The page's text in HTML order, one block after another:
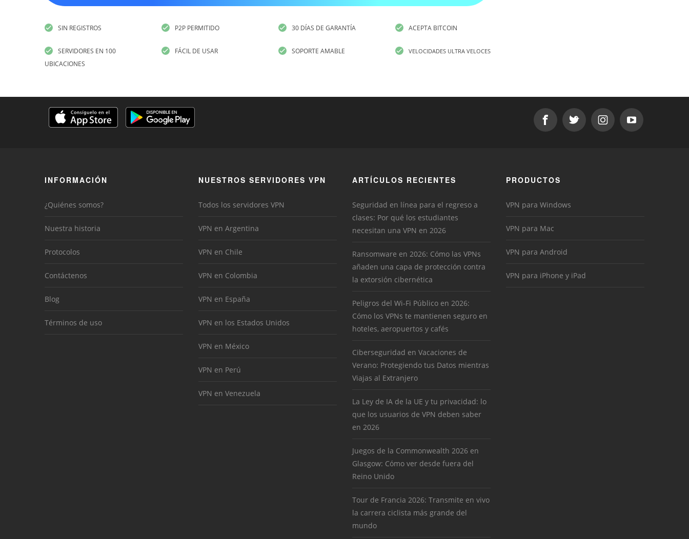
SIN REGISTROS
SERVIDORES EN 100
UBICACIONES
P2P PERMITIDO
FÁCIL DE USAR
30 DÍAS DE GARANTÍA
SOPORTE AMABLE
ACEPTA BITCOIN
VELOCIDADES ULTRA VELOCES
INFORMACIÓN
¿Quiénes somos?
Nuestra historia
Protocolos
Contáctenos
Blog
Términos de uso
NUESTROS SERVIDORES VPN
Todos los servidores VPN
VPN en Argentina
VPN en Chile
VPN en Colombia
VPN en España
VPN en los Estados Unidos
VPN en México
VPN en Perú
VPN en Venezuela
ARTÍCULOS RECIENTES
Seguridad en línea para el regreso a
clases: Por qué los estudiantes
necesitan una VPN en 2026
Ransomware en 2026: Cómo las VPNs
añaden una capa de protección contra
la extorsión cibernética
Peligros del Wi-Fi Público en 2026:
Cómo los VPNs te mantienen seguro en
hoteles, aeropuertos y cafés
Ciberseguridad en Vacaciones de
Verano: Protegiendo tus Datos mientras
Viajas al Extranjero
La Ley de IA de la UE y tu privacidad: lo
que los usuarios de VPN deben saber
en 2026
Juegos de la Commonwealth 2026 en
Glasgow: Cómo ver desde fuera del
Reino Unido
Tour de Francia 2026: Transmite en vivo
la carrera ciclista más grande del
mundo
PRODUCTOS
VPN para Windows
VPN para Mac
VPN para Android
VPN para iPhone y iPad